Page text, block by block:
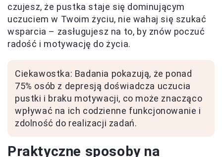
czujesz, że pustka staje się dominującym
uczuciem w Twoim życiu, nie wahaj się szukać
wsparcia – zasługujesz na to, by znów poczuć
radość i motywację do życia.
Ciekawostka: Badania pokazują, że ponad
75% osób z depresją doświadcza uczucia
pustki i braku motywacji, co może znacząco
wpływać na ich codzienne funkcjonowanie i
zdolność do realizacji zadań.
Praktyczne sposoby na